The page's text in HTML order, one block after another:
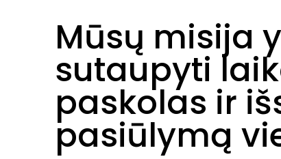
Mūsų misija
sutaupyti
paskolas ir
pasiūlymą